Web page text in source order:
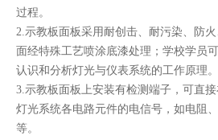
过程。
2.示教板面板采用耐创击、耐污染、防
面经特殊工艺喷涂底漆处理；学校学员
认识和分析灯光与仪表系统的工作原理。
3.示教板面板上安装有检测端子，可直
灯光系统各电路元件的电信号，如电阻
等。